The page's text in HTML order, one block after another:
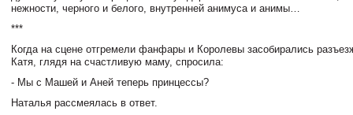
нежности, черного и белого, внутренней анимуса и анимы…
***
Когда на сцене отгремели фанфары и Королевы засобирались
Катя, глядя на счастливую маму, спросила:
- Мы с Машей и Аней теперь принцессы?
Наталья рассмеялась в ответ.